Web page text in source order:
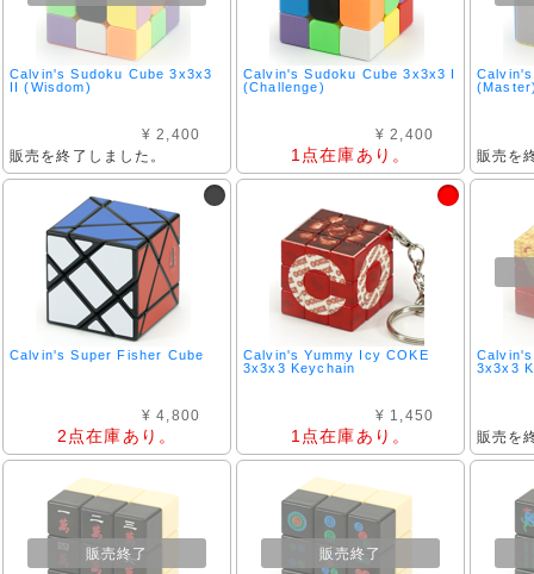
Calvin's Sudoku Cube 3x3x3
II (Wisdom)
¥ 2,400
販売を終了しました。
Calvin's Sudoku Cube 3x3x3 I
(Challenge)
¥ 2,400
1点在庫あり。 販売を
Calvin's Super Fisher Cube
¥ 4,800
2点在庫あり。
Calvin's Yummy Icy COKE
3x3x3 Keychain
¥ 1,450
1点在庫あり。
3x3x3
販売を
販売終了 販売終了